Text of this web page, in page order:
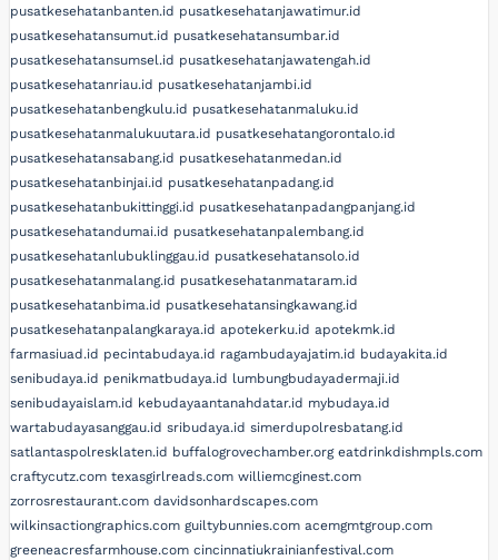
pusatkesehatanbanten.id pusatkesehatanjawatimur.id
pusatkesehatansumut.id pusatkesehatansumbar.id
pusatkesehatansumsel.id pusatkesehatanjawatengah.id
pusatkesehatanriau.id pusatkesehatanjambi.id
pusatkesehatanbengkulu.id pusatkesehatanmaluku.id
pusatkesehatanmalukuutara.id pusatkesehatangorontalo.id
pusatkesehatansabang.id pusatkesehatanmedan.id
pusatkesehatanbinjai.id pusatkesehatanpadang.id
pusatkesehatanbukittinggi.id pusatkesehatanpadangpanjang.id
pusatkesehatandumai.id pusatkesehatanpalembang.id
pusatkesehatanlubuklinggau.id pusatkesehatansolo.id
pusatkesehatanmalang.id pusatkesehatanmataram.id
pusatkesehatanbima.id pusatkesehatansingkawang.id
pusatkesehatanpalangkaraya.id apotekerku.id apotekmk.id
farmasiuad.id pecintabudaya.id ragambudayajatim.id budayakita.id
senibudaya.id penikmatbudaya.id lumbungbudayadermaji.id
senibudayaislam.id kebudayaantanahdatar.id mybudaya.id
wartabudayasanggau.id sribudaya.id simerdupolresbatang.id
satlantaspolresklaten.id buffalogrovechamber.org eatdrinkdishmpls.com
craftycutz.com texasgirlreads.com williemcginest.com
zorrosrestaurant.com davidsonhardscapes.com
wilkinsactiongraphics.com guiltybunnies.com acemgmtgroup.com
greeneacresfarmhouse.com cincinnatiukrainianfestival.com